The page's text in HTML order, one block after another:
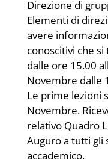
Direzione di
Elementi di
avere
conoscitivi che
dalle ore 15.00
Novembre dalle
Le prime lezioni
Novembre.
relativo Quadro
Auguro a tutti gli
accademico.